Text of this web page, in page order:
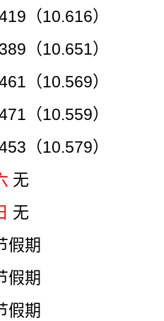
（10.616）
（10.651）
（10.569）
（10.559）
（10.579）
无
无
假期
假期
假期